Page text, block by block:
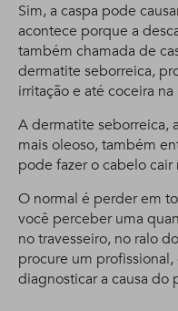
Sim, a caspa pode
acontece porque a
também chamada de
dermatite seborreica,
irritação e até coceira na
A dermatite seborreica,
mais oleoso, também
pode fazer o cabelo cair
O normal é perder em
você perceber uma
no travesseiro, no ralo
procure um
diagnosticar a causa do